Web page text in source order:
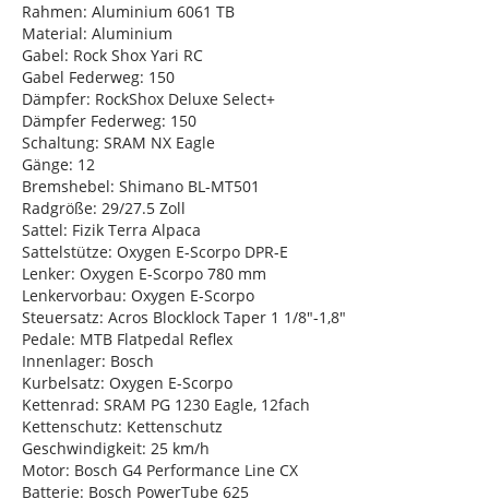
Rahmen: Aluminium 6061 TB
Material: Aluminium
Gabel: Rock Shox Yari RC
Gabel Federweg: 150
Dämpfer: RockShox Deluxe Select+
Dämpfer Federweg: 150
Schaltung: SRAM NX Eagle
Gänge: 12
Bremshebel: Shimano BL-MT501
Radgröße: 29/27.5 Zoll
Sattel: Fizik Terra Alpaca
Sattelstütze: Oxygen E-Scorpo DPR-E
Lenker: Oxygen E-Scorpo 780 mm
Lenkervorbau: Oxygen E-Scorpo
Steuersatz: Acros Blocklock Taper 1 1/8"-1,8"
Pedale: MTB Flatpedal Reflex
Innenlager: Bosch
Kurbelsatz: Oxygen E-Scorpo
Kettenrad: SRAM PG 1230 Eagle, 12fach
Kettenschutz: Kettenschutz
Geschwindigkeit: 25 km/h
Motor: Bosch G4 Performance Line CX
Batterie: Bosch PowerTube 625